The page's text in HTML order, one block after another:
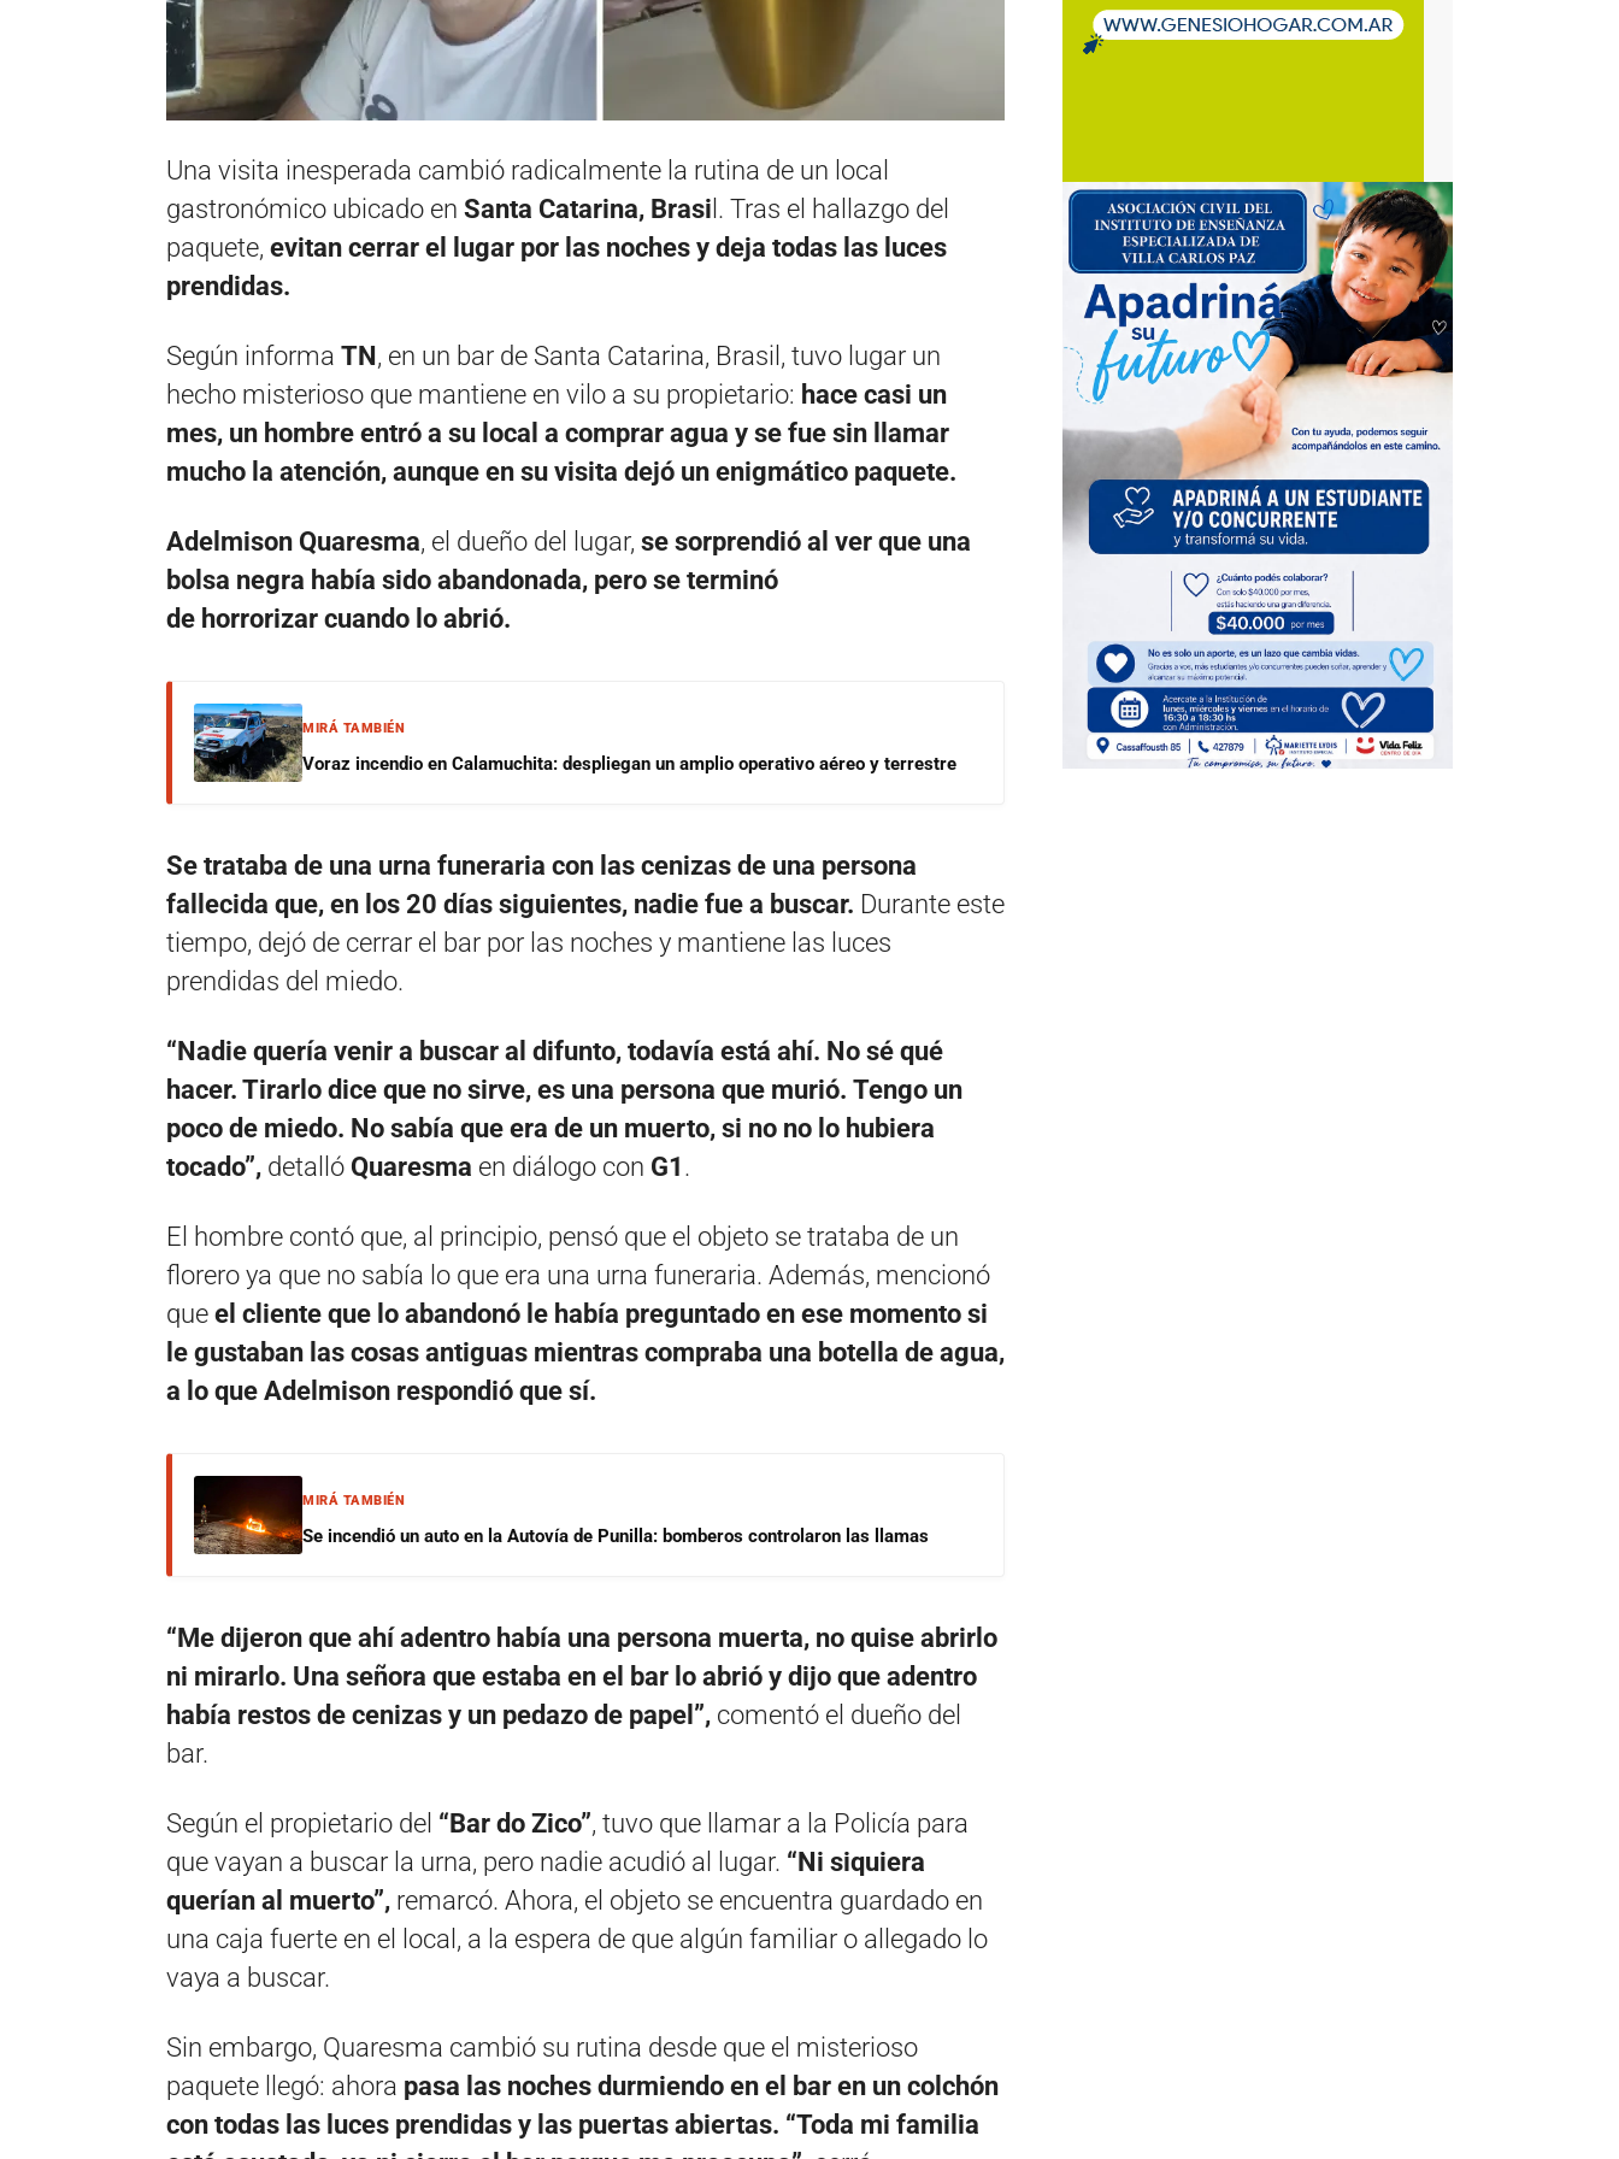
Una visita inesperada cambió radicalmente la rutina de un local
gastronómico ubicado en Santa Catarina, Brasi l. Tras el hallazgo del
paquete, evitan cerrar el lugar por las noches y deja todas las luces
prendidas.
Según informa TN, en un bar de Santa Catarina, Brasil, tuvo lugar un
hecho misterioso que mantiene en vilo a su propietario: hace casi un
mes, un hombre entró a su local a comprar agua y se fue sin llamar
mucho la atención, aunque en su visita dejó un enigmático paquete.
Adelmison Quaresma, el dueño del lugar, se sorprendió al ver que una
bolsa negra había sido abandonada, pero se terminó
de horrorizar cuando lo abrió.
MIRÁ TAMBIÉN
Voraz incendio en Calamuchita: despliegan un amplio operativo aéreo y terrestre
Se trataba de una urna funeraria con las cenizas de una persona
fallecida que, en los 20 días siguientes, nadie fue a buscar. Durante este
tiempo, dejó de cerrar el bar por las noches y mantiene las luces
prendidas del miedo.
“Nadie quería venir a buscar al difunto, todavía está ahí. No sé qué
hacer. Tirarlo dice que no sirve, es una persona que murió. Tengo un
poco de miedo. No sabía que era de un muerto, si no no lo hubiera
tocado”, detalló Quaresma en diálogo con G1 .
El hombre contó que, al principio, pensó que el objeto se trataba de un
florero ya que no sabía lo que era una urna funeraria. Además, mencionó
que el cliente que lo abandonó le había preguntado en ese momento si
le gustaban las cosas antiguas mientras compraba una botella de agua,
a lo que Adelmison respondió que sí.
MIRÁ TAMBIÉN
Se incendió un auto en la Autovía de Punilla: bomberos controlaron las llamas
“Me dijeron que ahí adentro había una persona muerta, no quise abrirlo
ni mirarlo. Una señora que estaba en el bar lo abrió y dijo que adentro
había restos de cenizas y un pedazo de papel”, comentó el dueño del
bar.
Según el propietario del “Bar do Zico”, tuvo que llamar a la Policía para
que vayan a buscar la urna, pero nadie acudió al lugar. “Ni siquiera
querían al muerto”, remarcó. Ahora, el objeto se encuentra guardado en
una caja fuerte en el local, a la espera de que algún familiar o allegado lo
vaya a buscar.
Sin embargo, Quaresma cambió su rutina desde que el misterioso
paquete llegó: ahora pasa las noches durmiendo en el bar en un colchón
con todas las luces prendidas y las puertas abiertas. “Toda mi familia